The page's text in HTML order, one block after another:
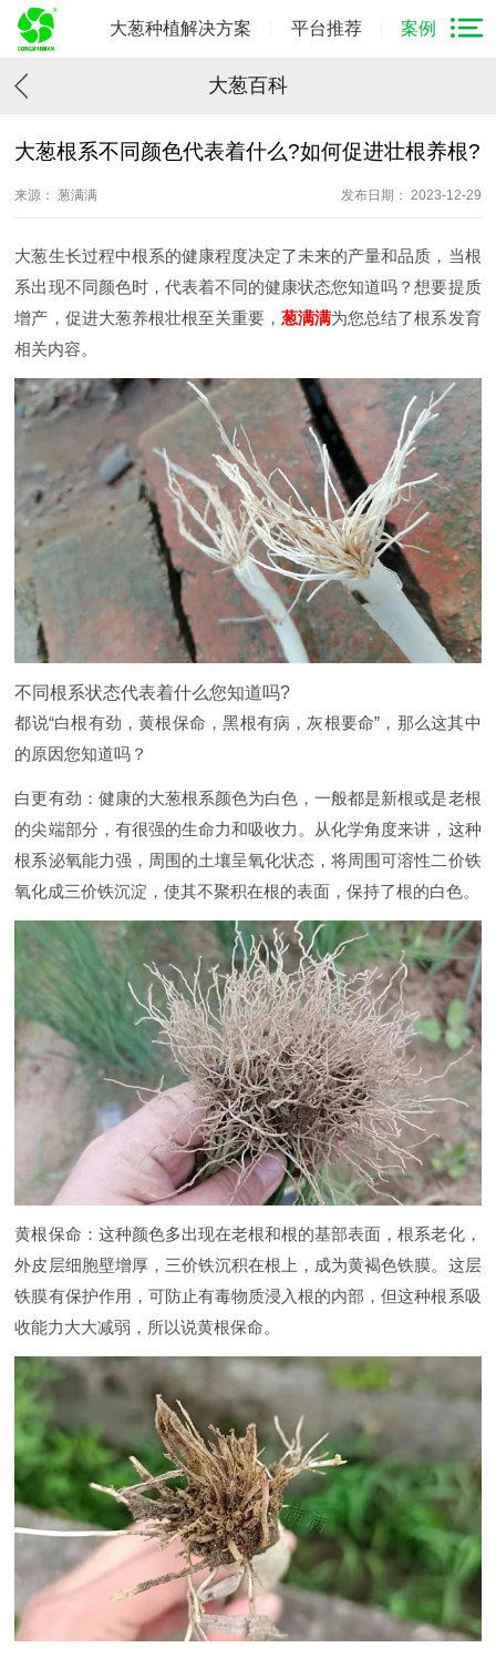
大葱种植解决方案 平台推荐 案例
大葱百科
大葱根系不同颜色代表着什么?如何促进壮根养根?
来源： 葱满满 发布日期： 2023-12-29
大葱生长过程中根系的健康程度决定了未来的产量和品质，当根
系出现不同颜色时，代表着不同的健康状态您知道吗？想要提质
增产，促进大葱养根壮根至关重要，葱满满为您总结了根系发育
相关内容。
不同根系状态代表着什么您知道吗?
都说“白根有劲，黄根保命，黑根有病，灰根要命”，那么这其中
的原因您知道吗？
白更有劲：健康的大葱根系颜色为白色，一般都是新根或是老根
的尖端部分，有很强的生命力和吸收力。从化学角度来讲，这种
根系泌氧能力强，周围的土壤呈氧化状态，将周围可溶性二价铁
氧化成三价铁沉淀，使其不聚积在根的表面，保持了根的白色。
黄根保命：这种颜色多出现在老根和根的基部表面，根系老化，
外皮层细胞壁增厚，三价铁沉积在根上，成为黄褐色铁膜。这层
铁膜有保护作用，可防止有毒物质浸入根的内部，但这种根系吸
收能力大大减弱，所以说黄根保命。